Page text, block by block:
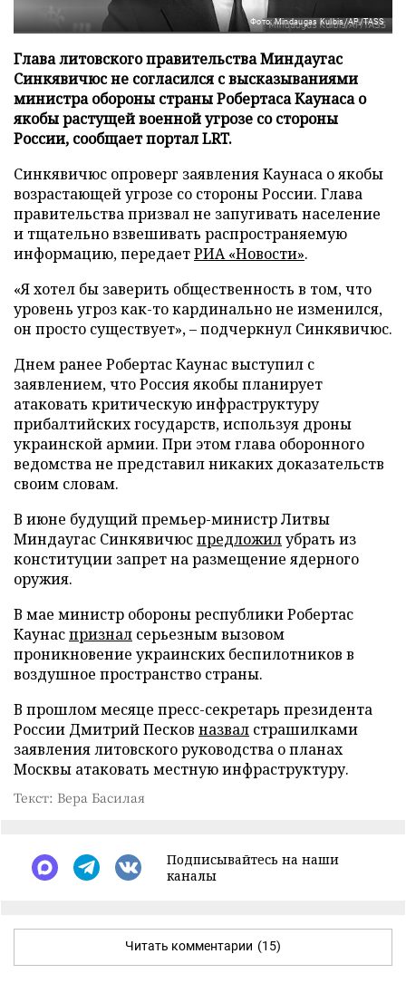
Фото: Mindaugas Kulbis/AP/TASS
Глава литовского правительства Миндаугас
Синкявичюс не согласился с высказываниями
министра обороны страны Робертаса Каунаса о
якобы растущей военной угрозе со стороны
России, сообщает портал LRT.
Синкявичюс опроверг заявления Каунаса о якобы
возрастающей угрозе со стороны России. Глава
правительства призвал не запугивать население
и тщательно взвешивать распространяемую
информацию, передаетРИА «Новости».
«Я хотел бы заверить общественность в том, что
уровень угроз как-то кардинально не изменился,
он просто существует», – подчеркнул Синкявичюс.
Днем ранее Робертас Каунас выступил с
заявлением, что Россия якобы планирует
атаковать критическую инфраструктуру
прибалтийских государств, используя дроны
украинской армии. При этом глава оборонного
ведомства не представил никаких доказательств
своим словам.
В июне будущий премьер-министр Литвы
Миндаугас Синкявичюспредложилубрать из
конституции запрет на размещение ядерного
оружия.
В мае министр обороны республики Робертас
Каунаспризнал серьезным вызовом
проникновение украинских беспилотников в
воздушное пространство страны.
В прошлом месяце пресс-секретарь президента
России Дмитрий Песков назвал страшилками
заявления литовского руководства о планах
Москвы атаковать местную инфраструктуру.
Текст: Вера Басилая
Подписывайтесь на наши
каналы
Читать комментарии (15)